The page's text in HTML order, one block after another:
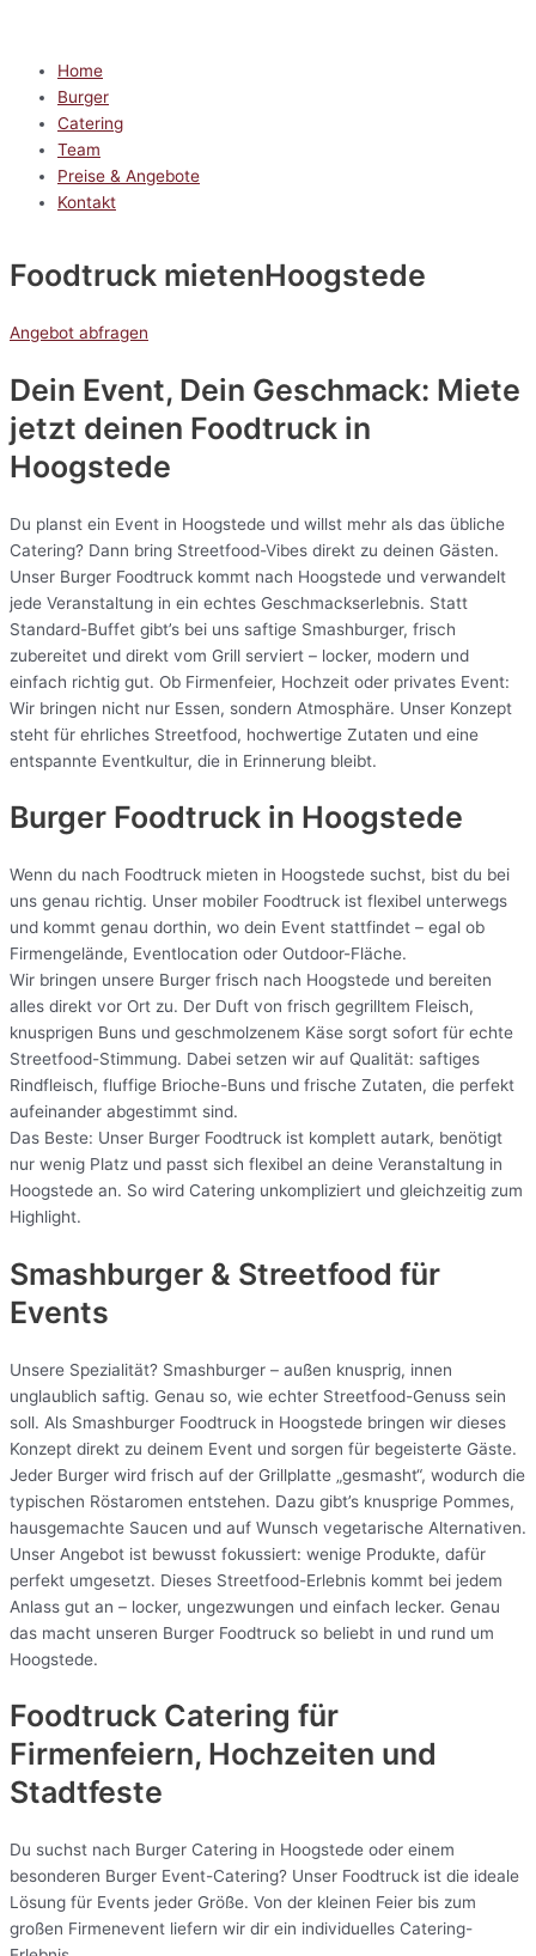
Home
Burger
Catering
Team
Preise & Angebote
Kontakt
Foodtruck mietenHoogstede
Angebot abfragen
Dein Event, Dein Geschmack: Miete
jetzt deinen Foodtruck in
Hoogstede
Du planst ein Event in Hoogstede und willst mehr als das übliche
Catering? Dann bring Streetfood-Vibes direkt zu deinen Gästen.
Unser Burger Foodtruck kommt nach Hoogstede und verwandelt
jede Veranstaltung in ein echtes Geschmackserlebnis. Statt
Standard-Buffet gibt’s bei uns saftige Smashburger, frisch
zubereitet und direkt vom Grill serviert – locker, modern und
einfach richtig gut. Ob Firmenfeier, Hochzeit oder privates Event:
Wir bringen nicht nur Essen, sondern Atmosphäre. Unser Konzept
steht für ehrliches Streetfood, hochwertige Zutaten und eine
entspannte Eventkultur, die in Erinnerung bleibt.
Burger Foodtruck in Hoogstede
Wenn du nach Foodtruck mieten in Hoogstede suchst, bist du bei
uns genau richtig. Unser mobiler Foodtruck ist flexibel unterwegs
und kommt genau dorthin, wo dein Event stattfindet – egal ob
Firmengelände, Eventlocation oder Outdoor-Fläche.
Wir bringen unsere Burger frisch nach Hoogstede und bereiten
alles direkt vor Ort zu. Der Duft von frisch gegrilltem Fleisch,
knusprigen Buns und geschmolzenem Käse sorgt sofort für echte
Streetfood-Stimmung. Dabei setzen wir auf Qualität: saftiges
Rindfleisch, fluffige Brioche-Buns und frische Zutaten, die perfekt
aufeinander abgestimmt sind.
Das Beste: Unser Burger Foodtruck ist komplett autark, benötigt
nur wenig Platz und passt sich flexibel an deine Veranstaltung in
Hoogstede an. So wird Catering unkompliziert und gleichzeitig zum
Highlight.
Smashburger & Streetfood für
Events
Unsere Spezialität? Smashburger – außen knusprig, innen
unglaublich saftig. Genau so, wie echter Streetfood-Genuss sein
soll. Als Smashburger Foodtruck in Hoogstede bringen wir dieses
Konzept direkt zu deinem Event und sorgen für begeisterte Gäste.
Jeder Burger wird frisch auf der Grillplatte „gesmasht“, wodurch die
typischen Röstaromen entstehen. Dazu gibt’s knusprige Pommes,
hausgemachte Saucen und auf Wunsch vegetarische Alternativen.
Unser Angebot ist bewusst fokussiert: wenige Produkte, dafür
perfekt umgesetzt. Dieses Streetfood-Erlebnis kommt bei jedem
Anlass gut an – locker, ungezwungen und einfach lecker. Genau
das macht unseren Burger Foodtruck so beliebt in und rund um
Hoogstede.
Foodtruck Catering für
Firmenfeiern, Hochzeiten und
Stadtfeste
Du suchst nach Burger Catering in Hoogstede oder einem
besonderen Burger Event-Catering? Unser Foodtruck ist die ideale
Lösung für Events jeder Größe. Von der kleinen Feier bis zum
großen Firmenevent liefern wir dir ein individuelles Catering-